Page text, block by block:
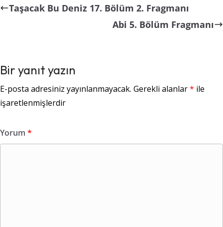
Taşacak Bu Deniz 17. Bölüm 2. Fragmanı
Abi 5. Bölüm Fragmanı
Bir yanıt yazın
E-posta adresiniz yayınlanmayacak. Gerekli alanlar* ile
işaretlenmişlerdir
Yorum *